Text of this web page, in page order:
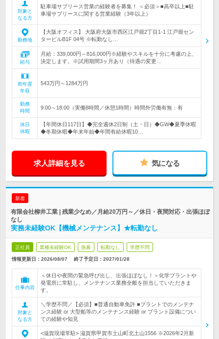
対象と
なる方
駐車場サブリース営業の経験者を募集！ ＜必須＞■高卒以上■駐
車場サブリースに関する営業経験（3年以上）
勤務地
【大阪オフィス】 大阪府大阪市西区江戸堀2丁目1-1 江戸堀セン
タービルB1F 04号 ※転勤なし…
給与
月給：339,000円～816,000円※経験やスキルを十分に考慮の上、
決定します。※試用期間3ヶ月あり（待遇の変更…
初年度
年収
543万円～1284万円
勤務
時間
9:00～18:00（実働8時間／休憩1時間）時間外労働有無：有
休日
休暇
【年間休日117日】◆完全週休2日制（土・日）◆GW◆夏季休暇
◆冬期休暇◆年末年始◆年間有給休暇10…
求人詳細を見る 気になる
新着
有限会社柳井工業 | 残業少なめ／月給20万円～／休日・夜間対応・出張ほぼ
なし
実務未経験OK【機械メンテナンス】★転勤なし
正社員 業種未経験OK 急募 転勤なし 学歴不問
情報更新日：2026/08/07 終了予定日： 2027/01/28
仕事内容
＜休日や夜間の緊急呼び出し、出張ほぼなし！＞化学プラントや
発電所に常駐し、メンテナンス業務全般を担当していただきま
す。
対象と
なる方
＼学歴不問／【必須】■普通自動車免許 ■プラントでのメンテナ
ンス経験 or 大型船等のメンテナンス経験 or プラント設備につい
ての経験や知見
<滋賀現場常駐> 滋賀県甲賀市土山町北土山1556 ※2026年2月新